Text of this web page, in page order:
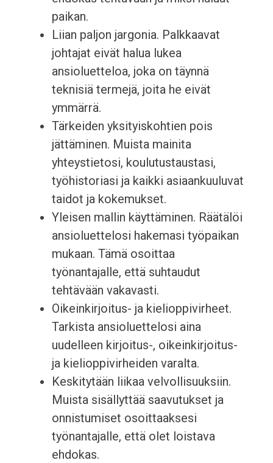
paikan.
Liian paljon jargonia. Palkkaavat
johtajat eivät halua lukea
ansioluetteloa, joka on täynnä
teknisiä termejä, joita he eivät
ymmärrä.
Tärkeiden yksityiskohtien pois
jättäminen. Muista mainita
yhteystietosi, koulutustaustasi,
työhistoriasi ja kaikki asiaankuuluvat
taidot ja kokemukset.
Yleisen mallin käyttäminen. Räätälöi
ansioluettelosi hakemasi työpaikan
mukaan. Tämä osoittaa
työnantajalle, että suhtaudut
tehtävään vakavasti.
Oikeinkirjoitus- ja kielioppivirheet.
Tarkista ansioluettelosi aina
uudelleen kirjoitus-, oikeinkirjoitus-
ja kielioppivirheiden varalta.
Keskitytään liikaa velvollisuuksiin.
Muista sisällyttää saavutukset ja
onnistumiset osoittaaksesi
työnantajalle, että olet loistava
ehdokas.